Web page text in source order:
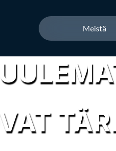
Meistä